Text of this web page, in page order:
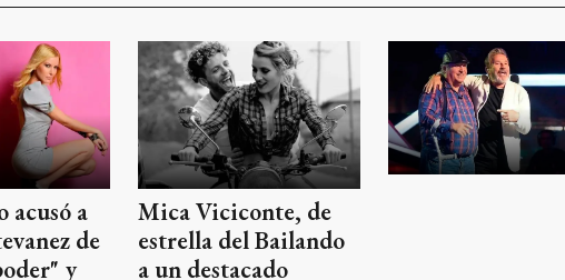
acusó a
de
y
Mica Viciconte, de
estrella del Bailando
a un destacado